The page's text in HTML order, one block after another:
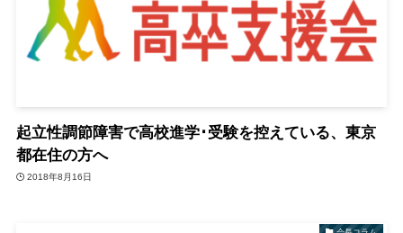
起立性調節障害で高校進学･受験を控えている、東京
都在住の方へ
2018年8月16日